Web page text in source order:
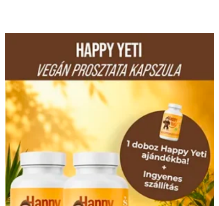
was:
60000 Ft.